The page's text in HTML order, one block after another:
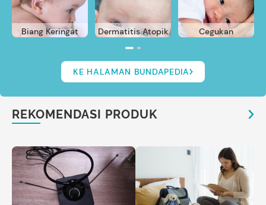
Biang Keringat Dermatitis Atopik Cegukan
KE HALAMAN BUNDAPEDIA
REKOMENDASI PRODUK